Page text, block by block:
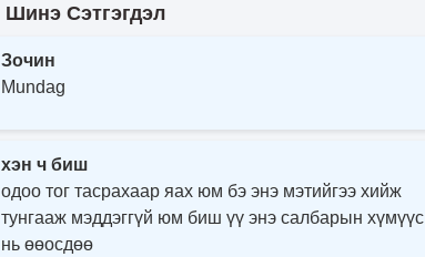
Шинэ Сэтгэгдэл
Зочин
Mundag
хэн ч биш
одоо тог тасрахаар яах юм бэ энэ мэтийгээ хийж
тунгааж мэддэггүй юм биш үү энэ салбарын хүмүүс
нь өөосдөө